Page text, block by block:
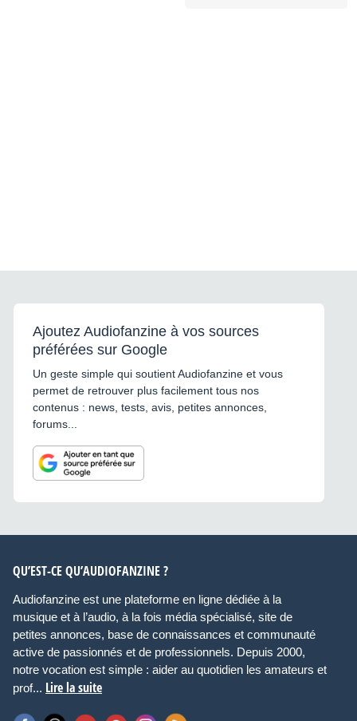
Ajoutez Audiofanzine à vos sources
préférées sur Google
Un geste simple qui soutient Audiofanzine et vous
permet de retrouver plus facilement tous nos
contenus : news, tests, avis, petites annonces,
forums...
QU’EST-CE QU’AUDIOFANZINE ?
Audiofanzine est une plateforme en ligne dédiée à la
musique et à l’audio, à la fois média spécialisé, site de
petites annonces, base de connaissances et communauté
active de passionnés et de professionnels. Depuis 2000,
notre vocation est simple : aider au quotidien les amateurs et
prof... Lire la suite